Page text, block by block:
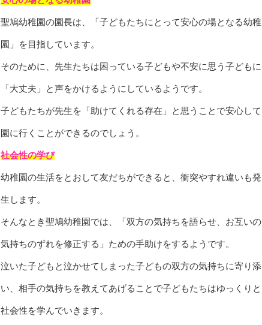
聖鳩幼稚園の園長は、「子どもたちにとって安心の場となる幼稚
園」を目指しています。
そのために、先生たちは困っている子どもや不安に思う子どもに
「大丈夫」と声をかけるようにしているようです。
子どもたちが先生を「助けてくれる存在」と思うことで安心して
園に行くことができるのでしょう。
社会性の学び
幼稚園の生活をとおして友だちができると、衝突やすれ違いも発
生します。
そんなとき聖鳩幼稚園では、「双方の気持ちを語らせ、お互いの
気持ちのずれを修正する」ための手助けをするようです。
泣いた子どもと泣かせてしまった子どもの双方の気持ちに寄り添
い、相手の気持ちを教えてあげることで子どもたちはゆっくりと
社会性を学んでいきます。